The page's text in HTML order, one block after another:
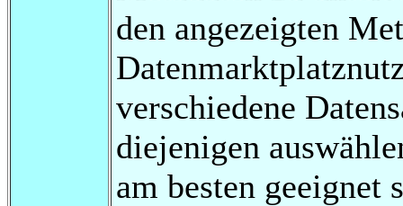
den angezeigten
verschiedene
diejenigen
am besten geeignet